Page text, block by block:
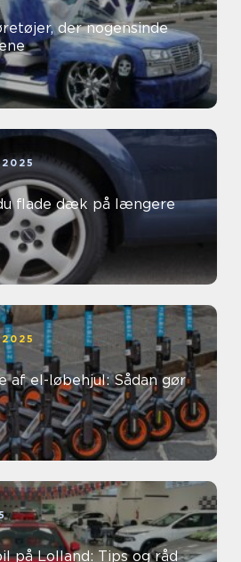
der nogensinde
flade dæk på længere
af el-løbehjul: Sådan gør
på Lolland: Tips og råd